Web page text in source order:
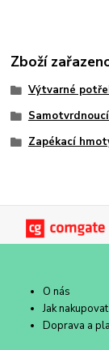
Zboží
Výtvarné
Zapékací
O nás
Jak nakupovat
Doprava a